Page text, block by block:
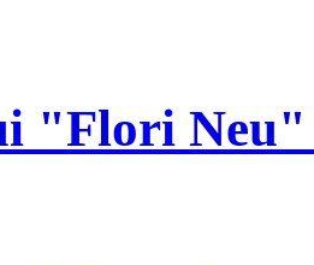
"Flori Neu"